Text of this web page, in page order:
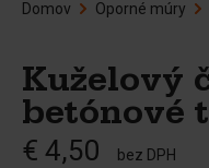
Domov Oporné múry
Kuželový
betónové
€ 4,50 bez DPH